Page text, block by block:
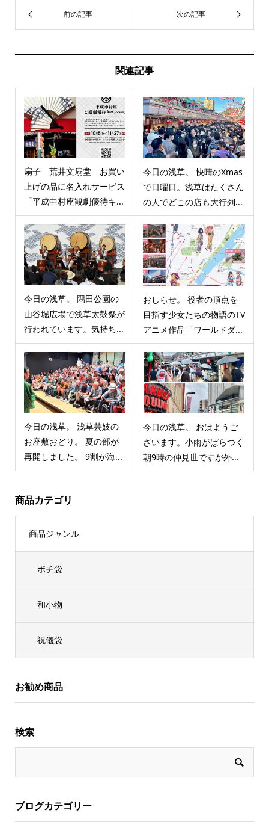
関連記事
扇子 荒井文扇堂 お買い
上げの品に名入れサービス
「平成中村座観劇優待キ...
今日の浅草。 快晴のXmas
で日曜日。浅草はたくさん
の人でどこの店も大行列...
今日の浅草。 隅田公園の
山谷堀広場で浅草太鼓祭が
行われています。気持ち...
おしらせ。 役者の頂点を
目指す少女たちの物語のTV
アニメ作品「ワールドダ...
今日の浅草。 浅草芸妓の
お座敷おどり。 夏の部が
再開しました。 9割が海...
今日の浅草。 おはようご
ざいます。小雨がぱらつく
朝9時の仲見世ですが外...
商品カテゴリ
商品ジャンル
ポチ袋
和小物
祝儀袋
お勧め商品
検索
ブログカテゴリー